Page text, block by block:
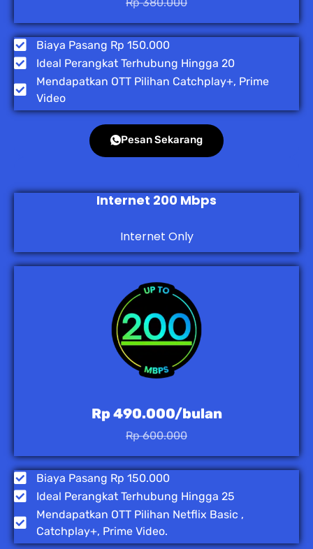
Rp 380.000
Biaya Pasang Rp 150.000
Ideal Perangkat Terhubung Hingga 20
Mendapatkan OTT Pilihan Catchplay+, Prime
Video
Pesan Sekarang
Internet 200 Mbps
Internet Only
Rp 490.000/bulan
Rp 600.000
Biaya Pasang Rp 150.000
Ideal Perangkat Terhubung Hingga 25
Mendapatkan OTT Pilihan Netflix Basic ,
Catchplay+, Prime Video.